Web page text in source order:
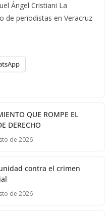
Ángel Cristiani La
de periodistas en Veracruz
QUE ROMPE EL
DERECHO
de 2026
contra el crimen
de 2026